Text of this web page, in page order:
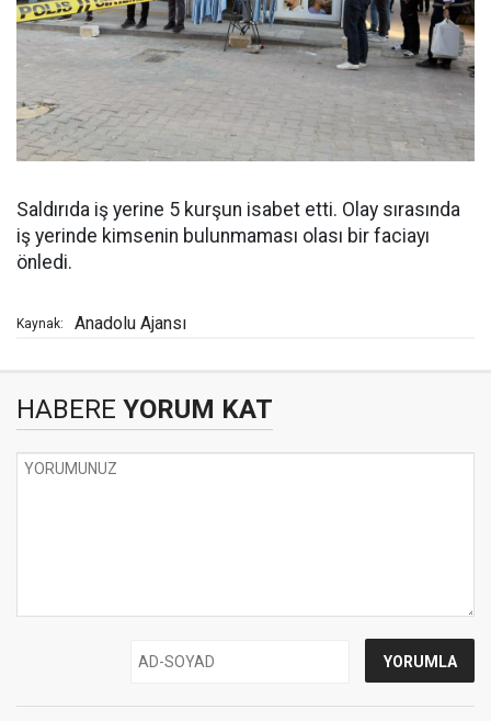
Saldırıda iş yerine 5 kurşun isabet etti. Olay sırasında
iş yerinde kimsenin bulunmaması olası bir faciayı
önledi.
Kaynak: Anadolu Ajansı
HABERE YORUM KAT